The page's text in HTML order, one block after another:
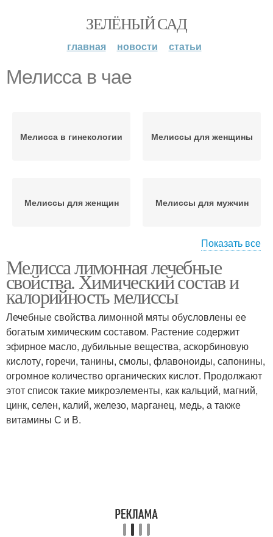
ЗЕЛЁНЫЙ САД
главная новости статьи
Мелисса в чае
Мелисса в гинекологии Мелиссы для женщины
Мелиссы для женщин Мелиссы для мужчин
Мелиссы на организм
Показать все
Мелисса лимонная лечебные
свойства. Химический состав и
калорийность мелиссы
Лечебные свойства лимонной мяты обусловлены ее
богатым химическим составом. Растение содержит
эфирное масло, дубильные вещества, аскорбиновую
кислоту, горечи, танины, смолы, флавоноиды, сапонины,
огромное количество органических кислот. Продолжают
этот список такие микроэлементы, как кальций, магний,
цинк, селен, калий, железо, марганец, медь, а также
витамины С и В.